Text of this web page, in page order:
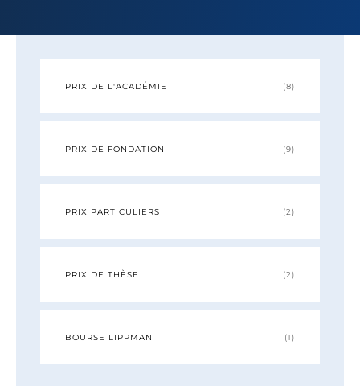
PRIX DE L'ACADÉMIE (8)
PRIX DE FONDATION (9)
PRIX PARTICULIERS (2)
PRIX DE THÈSE (2)
BOURSE LIPPMAN (1)